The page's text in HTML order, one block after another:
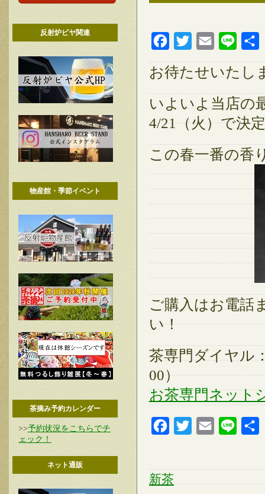
反射炉ビヤ関連
物産館・季節イベント
茶摘み予約カレンダー
>>予約状況をこちらでチ
ェック！
ネット通販
FacebookTwitter Email Line
お待たせいたし
いよいよ当店の
4/21（火）で決
この春一番の香
ご購入はお電話
い！
茶専門ダイヤル
00）
お茶専門ネット
FacebookTwitter Email Line
新茶